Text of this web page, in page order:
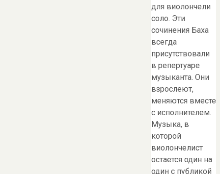
для виолончели
соло. Эти
сочинения Баха
всегда
присутствовали
в репертуаре
музыканта. Они
взрослеют,
меняются вместе
с исполнителем.
Музыка, в
которой
виолончелист
остается один на
один с публикой